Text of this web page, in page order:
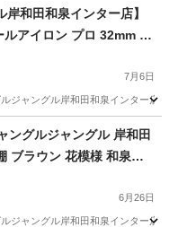
ャングル
岸和田和泉インター店】
アイロン プロ 32mm M
ヘアアイロン 家電 和泉
高石市 泉北郡熊取町7月6日
ジャングル岸和田和泉インター
ジャングル
グルジャングル 岸和田
ブラウン 花模様 和泉市
石市 泉北郡熊取町
6月26日
ジャングル岸和田和泉インター